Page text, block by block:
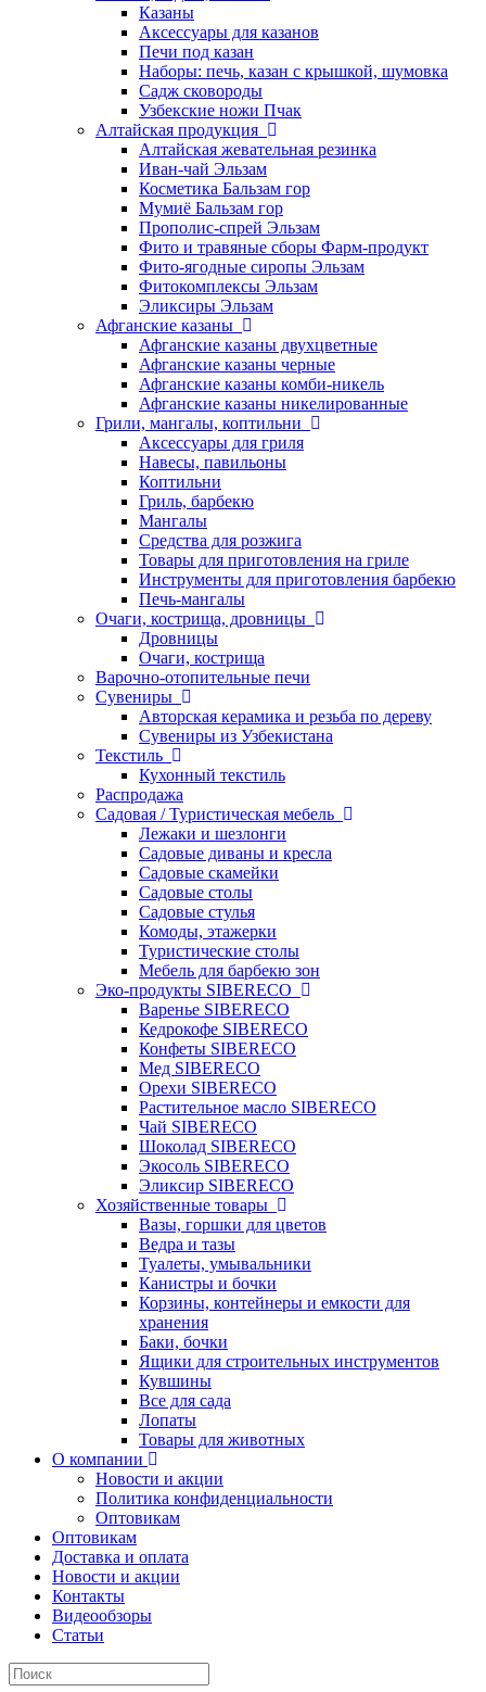
Казаны
Аксессуары для казанов
Печи под казан
Наборы: печь, казан с крышкой, шумовка
Садж сковороды
Узбекские ножи Пчак
Алтайская продукция
Алтайская жевательная резинка
Иван-чай Эльзам
Косметика Бальзам гор
Мумиё Бальзам гор
Прополис-спрей Эльзам
Фито и травяные сборы Фарм-продукт
Фито-ягодные сиропы Эльзам
Фитокомплексы Эльзам
Эликсиры Эльзам
Афганские казаны
Афганские казаны двухцветные
Афганские казаны черные
Афганские казаны комби-никель
Афганские казаны никелированные
Грили, мангалы, коптильни
Аксессуары для гриля
Навесы, павильоны
Коптильни
Гриль, барбекю
Мангалы
Средства для розжига
Товары для приготовления на гриле
Инструменты для приготовления барбекю
Печь-мангалы
Очаги, кострища, дровницы
Дровницы
Очаги, кострища
Варочно-отопительные печи
Сувениры
Авторская керамика и резьба по дереву
Сувениры из Узбекистана
Текстиль
Кухонный текстиль
Распродажа
Садовая / Туристическая мебель
Лежаки и шезлонги
Садовые диваны и кресла
Садовые скамейки
Садовые столы
Садовые стулья
Комоды, этажерки
Туристические столы
Мебель для барбекю зон
Эко-продукты SIBERECO
Варенье SIBERECO
Кедрокофе SIBERECO
Конфеты SIBERECO
Мед SIBERECO
Орехи SIBERECO
Растительное масло SIBERECO
Чай SIBERECO
Шоколад SIBERECO
Экосоль SIBERECO
Эликсир SIBERECO
Хозяйственные товары
Вазы, горшки для цветов
Ведра и тазы
Туалеты, умывальники
Канистры и бочки
Корзины, контейнеры и емкости для
хранения
Баки, бочки
Ящики для строительных инструментов
Кувшины
Все для сада
Лопаты
Товары для животных
О компании
Новости и акции
Политика конфиденциальности
Оптовикам
Оптовикам
Доставка и оплата
Новости и акции
Контакты
Видеообзоры
Статьи